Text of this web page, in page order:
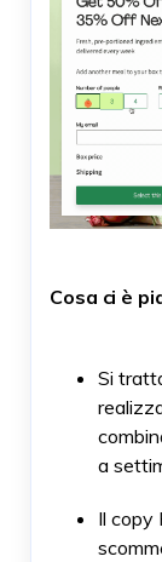
Cosa ci è
Si
a
Il copy